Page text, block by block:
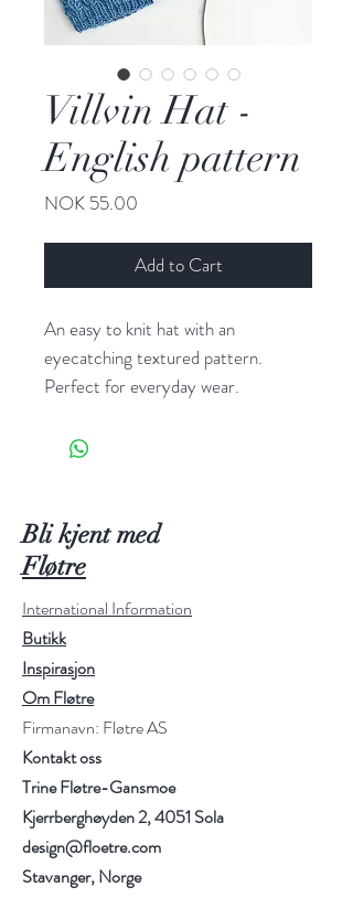
Villvin Hat -
English pattern
NOK 55.00
Add to Cart
An easy to knit hat with an
eyecatching textured pattern.
Perfect for everyday wear.
The hat is knit bottom up.
women’s s/m (women’s m/l) men
Gauge: 22/10 in stockinette
Yarn and usage: Sandnes Merinoull
100 (100) 100 (100) 100 (150)
150g
Needles: Circular 40 cm, 3 &
3,5mm. DPNs if you don’t use
magic loop
Bli kjent med
Fløtre
International Information
Butikk
Inspirasjon
Om Fløtre
Firmanavn: Fløtre AS
Kontakt oss
Trine Fløtre-Gansmoe
Kjerrberghøyden 2, 4051 Sola
design@floetre.com
Stavanger, Norge